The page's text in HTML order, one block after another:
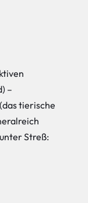
–
tierische
Streß: